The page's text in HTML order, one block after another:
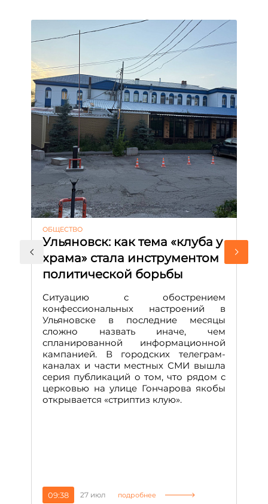
ОБЩЕСТВО
Ульяновск: как тема «клуба у
храма» стала инструментом
политической борьбы
Ситуацию с обострением
конфессиональных настроений в
Ульяновске в последние месяцы
сложно назвать иначе, чем
спланированной информационной
кампанией. В городских телеграм-
каналах и части местных СМИ вышла
серия публикаций о том, что рядом с
церковью на улице Гончарова якобы
открывается «стриптиз клую».
09:38 27 июл подробнее